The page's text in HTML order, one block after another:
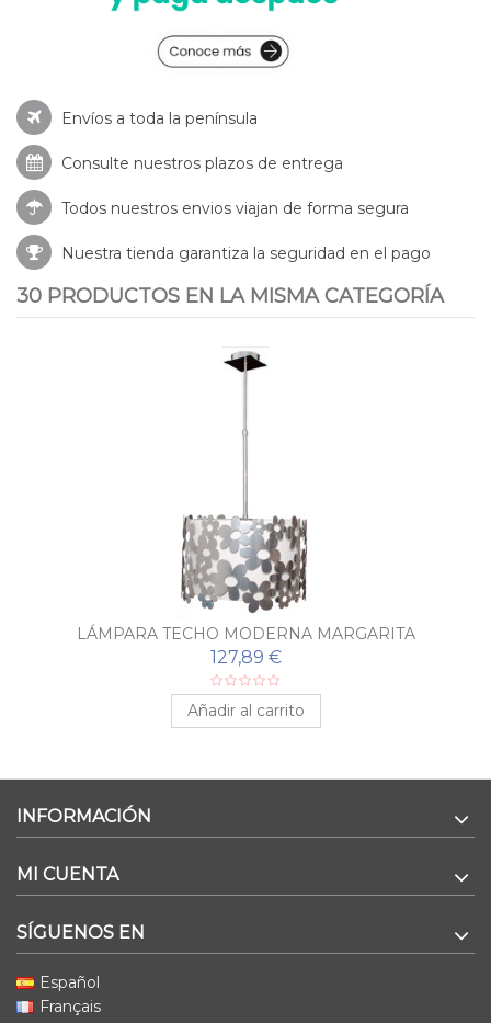
Envíos a toda la península
Consulte nuestros plazos de entrega
Todos nuestros envios viajan de forma segura
Nuestra tienda garantiza la seguridad en el pago
30 PRODUCTOS EN LA MISMA CATEGORÍA
LÁMPARA TECHO MODERNA MARGARITA
127,89 €
Añadir al carrito
INFORMACIÓN
MI CUENTA
SÍGUENOS EN
Español
Français